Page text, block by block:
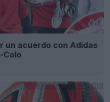
un acuerdo con Adidas
Colo